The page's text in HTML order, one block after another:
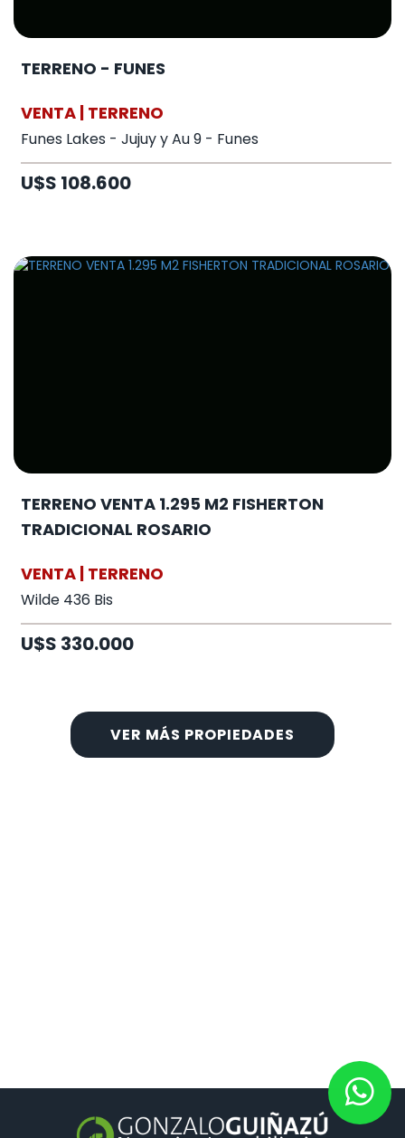
TERRENO - FUNES
VENTA | TERRENO
Funes Lakes - Jujuy y Au 9 - Funes
U$S 108.600
TERRENO VENTA 1.295 M2 FISHERTON
TRADICIONAL ROSARIO
VENTA | TERRENO
Wilde 436 Bis
U$S 330.000
VER MÁS PROPIEDADES